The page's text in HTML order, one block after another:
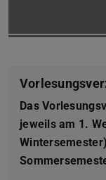
Das
jeweils am 1.